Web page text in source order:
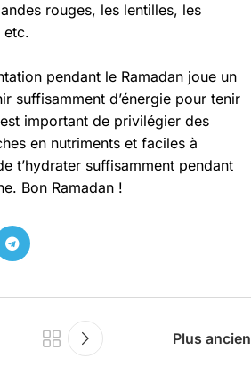
rouges, les lentilles, les
etc.
pendant le Ramadan joue un
suffisamment d’énergie pour tenir
important de privilégier des
en nutriments et faciles à
t’hydrater suffisamment pendant
Bon Ramadan !
Plus ancien